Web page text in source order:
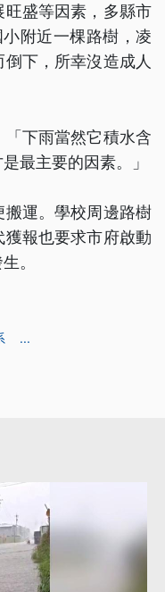
盛等因素，多縣市
附近一棵路樹，凌
下，所幸沒造成人
下雨當然它積水含
最主要的因素。」
運。學校周邊路樹
報也要求市府啟動
。
...